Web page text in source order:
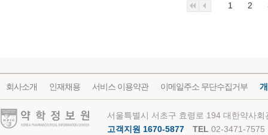
1 2
회사소개 인재채용 서비스 이용약관 이메일주소 무단수집거부
약학정보원
서울특별시 서초구 효령로 194 대한약사
고객지원 1670-5877
TEL 02-3471-7575